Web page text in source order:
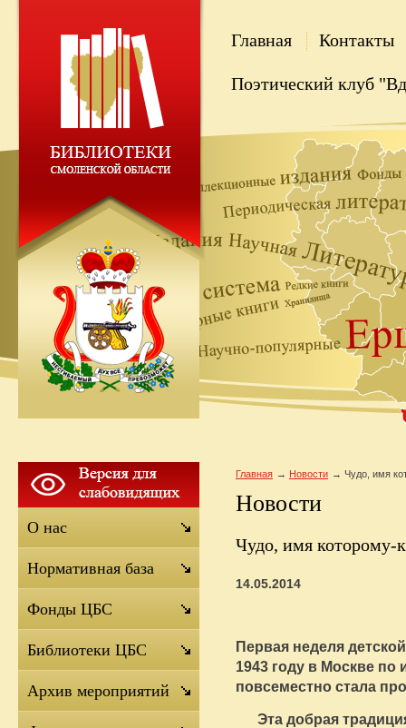
Главная Контакты
Поэтический клуб
Главная Новости Чудо, имя
Новости
Чудо, имя которому-
14.05.2014
Первая неделя
1943 году в Москве по
повсеместно стала
Эта добрая
О нас
Нормативная база
Фонды ЦБС
Библиотеки ЦБС
Архив мероприятий